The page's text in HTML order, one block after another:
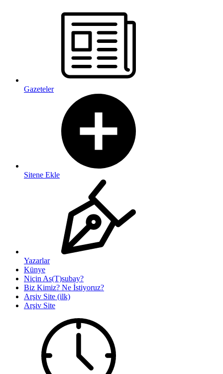
Gazeteler
Sitene Ekle
Yazarlar
Künye
Niçin As(T)subay?
Biz Kimiz? Ne İstiyoruz?
Arşiv Site (ilk)
Arşiv Site